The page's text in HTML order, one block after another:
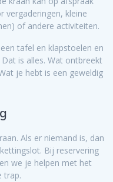
vergaderingen, kleine
of andere activiteiten.
tafel en klapstoelen en
is alles. Wat ontbreekt
je hebt is een geweldig
Als er niemand is, dan
Bij reservering
we je helpen met het
trap.